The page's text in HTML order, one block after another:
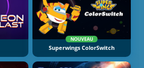
NOUVEAU
Superwings ColorSwitch